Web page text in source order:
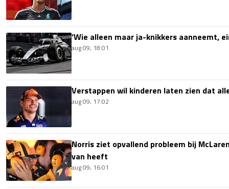
‘Wie alleen maar ja-knikkers aanneemt,
aug 09, 18:01
Verstappen wil kinderen laten zien dat
aug 09, 17:02
Norris ziet opvallend probleem bij
van heeft
aug 09, 16:01